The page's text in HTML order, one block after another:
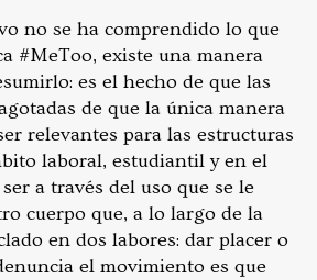
no se ha comprendido lo que
#MeToo, existe una manera
es el hecho de que las
de que la única manera
relevantes para las estructuras
laboral, estudiantil y en el
a través del uso que se le
cuerpo que, a lo largo de la
en dos labores: dar placer o
el movimiento es que